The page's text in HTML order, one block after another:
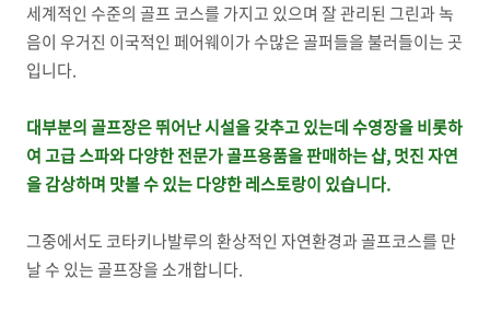
세계적인 수준의 골프 코스를 가지고 있으며 잘 관리된 그린과 녹
음이 우거진 이국적인 페어웨이가 수많은 골퍼들을 불러들이는 곳
입니다.
대부분의 골프장은 뛰어난 시설을 갖추고 있는데 수영장을 비롯하
여 고급 스파와 다양한 전문가 골프용품을 판매하는 샵, 멋진 자연
을 감상하며 맛볼 수 있는 다양한 레스토랑이 있습니다.
그중에서도 코타키나발루의 환상적인 자연환경과 골프코스를 만
날 수 있는 골프장을 소개합니다.